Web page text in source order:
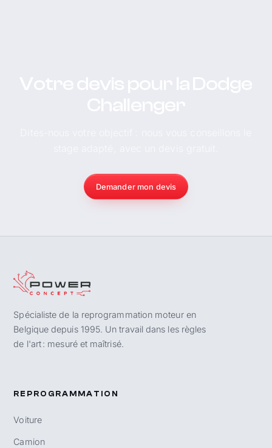
Demander mon devis
Spécialiste de la reprogrammation moteur en
Belgique depuis 1995. Un travail dans les règles
de l'art : mesuré et maîtrisé.
REPROGRAMMATION
Voiture
Camion